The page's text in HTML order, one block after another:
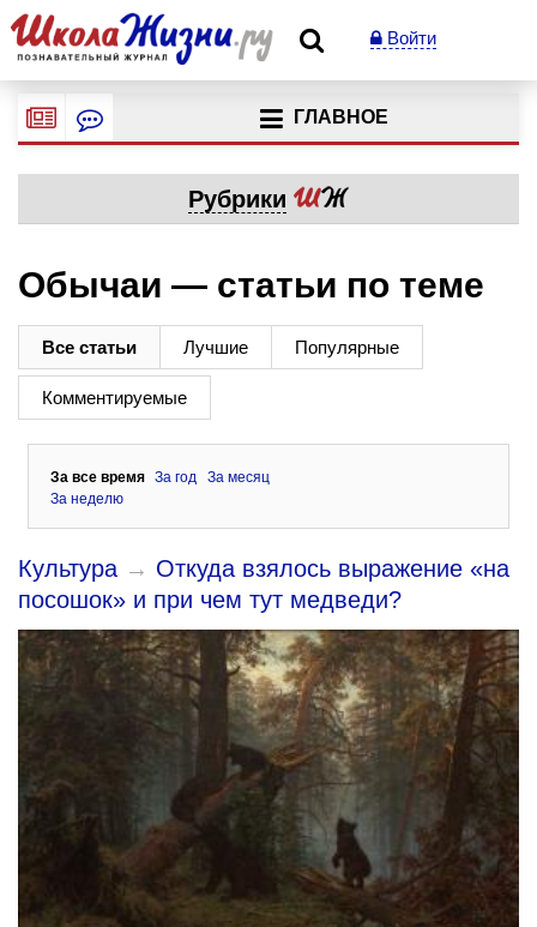
Войти
ГЛАВНОЕ
Рубрики
Обычаи — статьи по теме
Все статьи Лучшие Популярные
Комментируемые
За все время За год
За месяц
За неделю
Культура → Откуда взялось выражение «на
посошок» и при чем тут медведи?